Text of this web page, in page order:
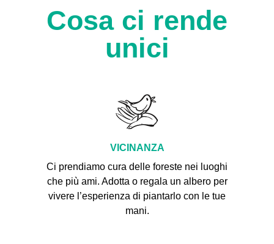
Cosa ci rende
unici
VICINANZA
Ci prendiamo cura delle foreste nei luoghi
che più ami. Adotta o regala un albero per
vivere l’esperienza di piantarlo con le tue
mani.